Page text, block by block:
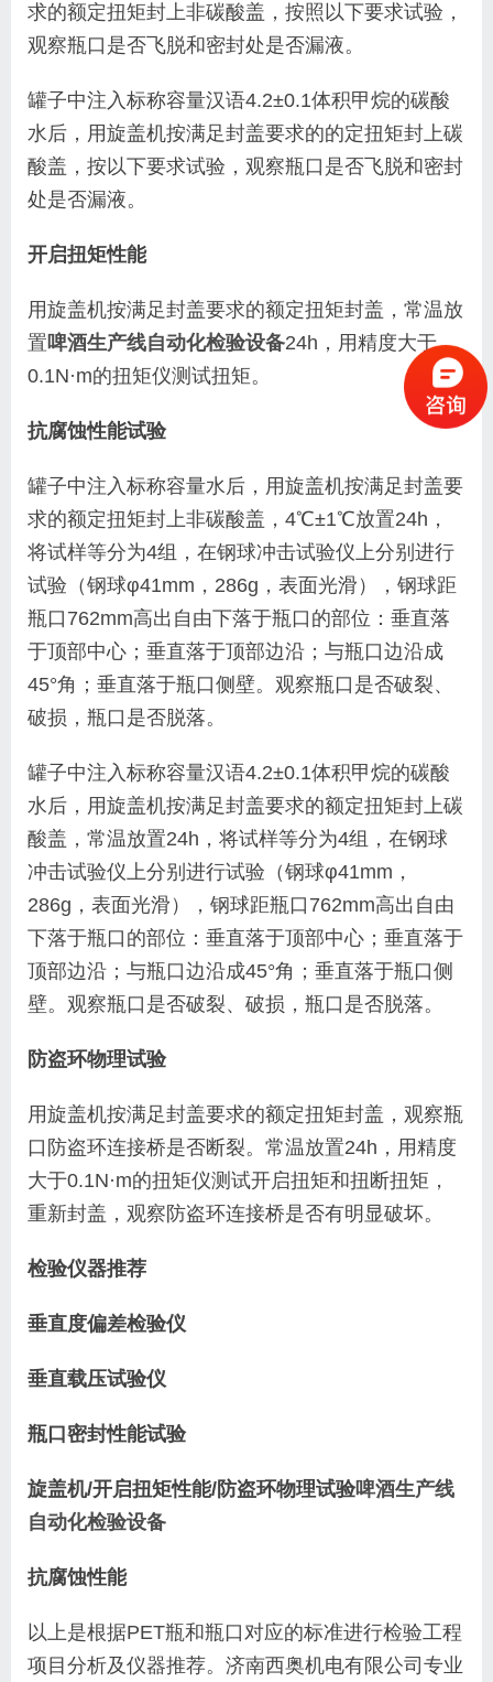
求的额定扭矩封上非碳酸盖，按照以下要求试验，
观察瓶口是否飞脱和密封处是否漏液。
罐子中注入标称容量汉语4.2±0.1体积甲烷的碳酸
水后，用旋盖机按满足封盖要求的的定扭矩封上碳
酸盖，按 以下要求试验，观察瓶口是否飞脱和密封
处是否漏液。
开启扭矩性能
用旋盖机按满足封盖要求的额定扭矩封盖，常温放
置啤酒生产线自动化检验设备24h ，用精度大于
0.1N·m的扭矩仪测试扭矩。
抗腐蚀性能试验
罐子中注入标称容量水后，用旋盖机按满足封盖要
求的额定扭矩封上非碳酸盖， 4℃±1℃放置24h ，
将试样等分为4组，在钢球冲击试验仪上分别进行
试验（钢球φ41mm ， 286g ，表面光滑），钢球距
瓶口 762mm高出自由下落于瓶口的部位：垂直落
于顶部中心；垂直落于顶部边沿；与瓶口边沿成
45°角；垂直落于瓶口侧壁。观察瓶口是否破裂、
破损，瓶口是否脱落。
罐子中注入标称容量汉语4.2±0.1体积甲烷的碳酸
水后，用旋盖机按满足封盖要求的额定扭矩封上碳
酸盖，常温放置24h ，将试样等分为4组，在钢球
冲击试验仪上分别进行试验（钢球φ41mm ，
286g ，表面光滑），钢球距瓶口 762mm高出自由
下落于瓶口的部位：垂直落于顶部中心；垂直落于
顶部边沿；与瓶口边沿成45°角；垂直落于瓶口侧
壁。观察瓶口是否破裂、破损，瓶口是否脱落。
防盗环物理试验
用旋盖机按满足封盖要求的额定扭矩封盖，观察瓶
口防盗环连接桥是否断裂。常温放置24h ，用精度
大于0.1N·m的扭矩仪测试开启扭矩和扭断扭矩，
重新封盖，观察防盗环连接桥是否有明显破坏。
检验仪器推荐
垂直度偏差检验仪
垂直载压试验仪
瓶口密封性能试验
旋盖机/开启扭矩性能/防盗环物理试验啤酒生产线
自动化检验设备
抗腐蚀性能
以上是根据PET瓶和瓶口对应的标准进行检验工程
项目分析及仪器推荐。 济南西奥机电有限公司专业